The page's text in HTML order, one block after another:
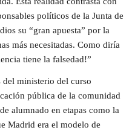
políticos de la Junta de
su “gran apuesta” por la
más necesitadas. Como diría
tiene la falsedad!”
del ministerio del curso
pública de la comunidad
alumnado en etapas como la
Madrid era el modelo de